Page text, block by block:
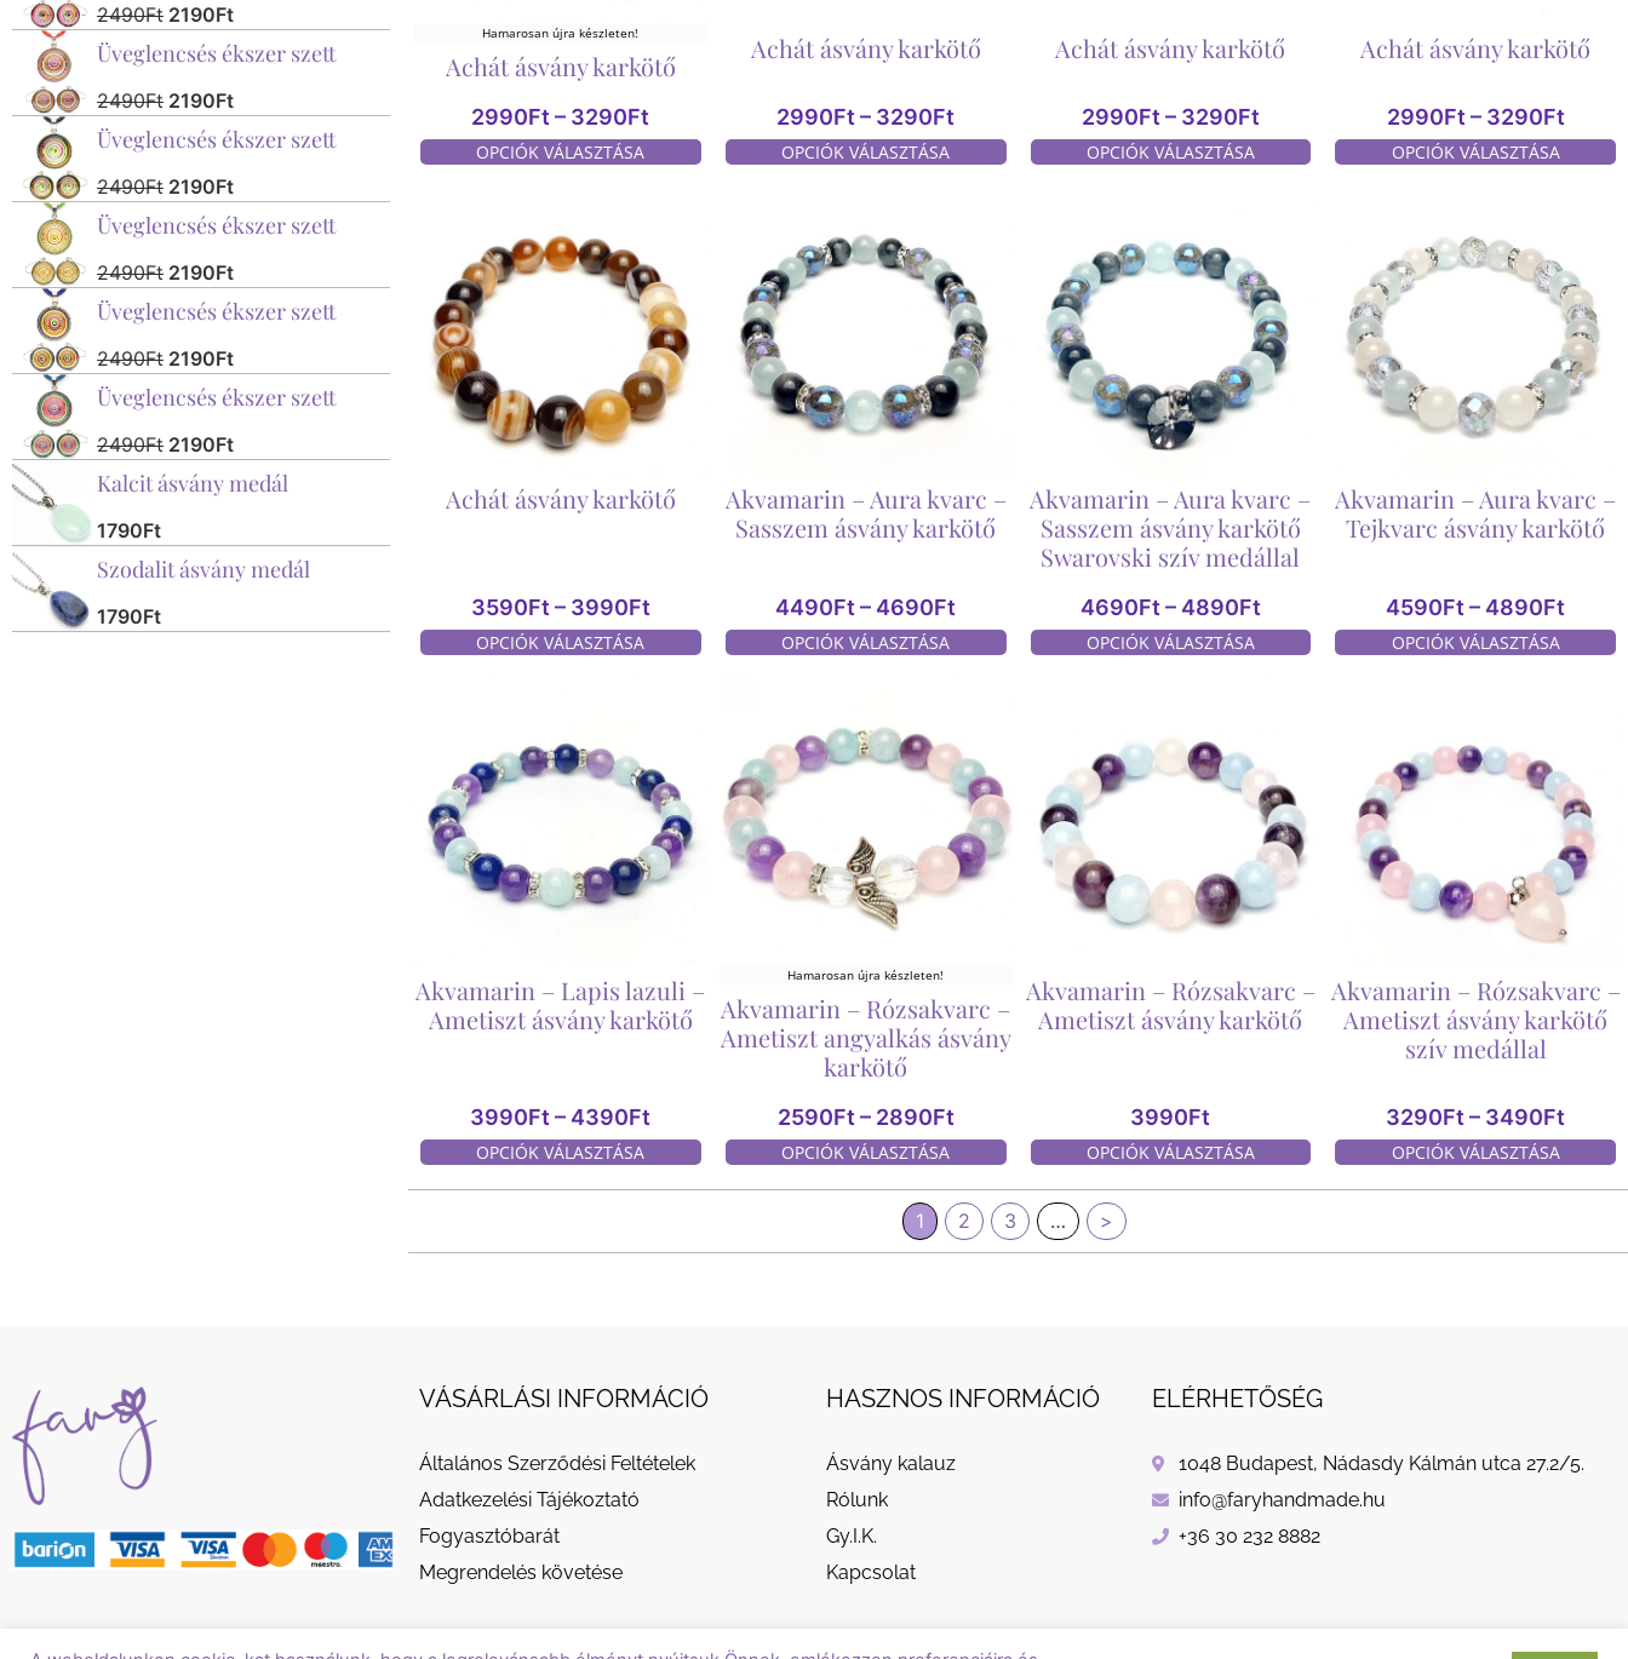
2490Ft 2190Ft
Üveglencsés ékszer szett
2490Ft 2190Ft
Üveglencsés ékszer szett
2490Ft 2190Ft
Üveglencsés ékszer szett
2490Ft 2190Ft
Üveglencsés ékszer szett
2490Ft 2190Ft
Üveglencsés ékszer szett
2490Ft 2190Ft
Kalcit ásvány medál
1790Ft
Szodalit ásvány medál
1790Ft
Hamarosan újra készleten!
Achát ásvány karkötő
2990Ft – 3290Ft
OPCIÓK VÁLASZTÁSA
Achát ásvány karkötő
2990Ft – 3290Ft
OPCIÓK VÁLASZTÁSA
Achát ásvány karkötő
2990Ft – 3290Ft
OPCIÓK VÁLASZTÁSA
Achát ásvány karkötő
2990Ft – 3290Ft
OPCIÓK VÁLASZTÁSA
Achát ásvány karkötő
3590Ft– 3990Ft
OPCIÓK VÁLASZTÁSA
Akvamarin – Aura kvarc –
Sasszem ásvány karkötő
4490Ft– 4690Ft
OPCIÓK VÁLASZTÁSA
Akvamarin – Aura kvarc –
Sasszem ásvány karkötő
Swarovski szív medállal
4690Ft– 4890Ft
OPCIÓK VÁLASZTÁSA
Akvamarin – Aura kvarc –
Tejkvarc ásvány karkötő
4590Ft– 4890Ft
OPCIÓK VÁLASZTÁSA
Akvamarin – Lapis lazuli –
Ametiszt ásvány karkötő
3990Ft – 4390Ft
OPCIÓK VÁLASZTÁSA
Hamarosan újra készleten!
Akvamarin – Rózsakvarc –
Ametiszt angyalkás ásvány
karkötő
2590Ft – 2890Ft
OPCIÓK VÁLASZTÁSA
Akvamarin – Rózsakvarc –
Ametiszt ásvány karkötő
3990Ft
OPCIÓK VÁLASZTÁSA
Akvamarin – Rózsakvarc –
Ametiszt ásvány karkötő
szív medállal
3290Ft – 3490Ft
OPCIÓK VÁLASZTÁSA
1 2 3 … >
VÁSÁRLÁSI INFORMÁCIÓ
Általános Szerződési Feltételek
Adatkezelési Tájékoztató
Fogyasztóbarát
Megrendelés követése
HASZNOS INFORMÁCIÓ
Ásvány kalauz
Rólunk
Gy.I.K.
Kapcsolat
ELÉRHETŐSÉG
1048 Budapest, Nádasdy Kálmán utca 27.2/5.
info@faryhandmade.hu
+36 30 232 8882